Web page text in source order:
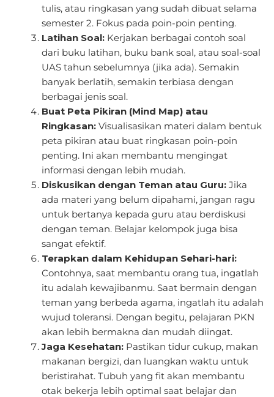
tulis, atau ringkasan yang sudah dibuat selama
semester 2. Fokus pada poin-poin penting.
Latihan Soal: Kerjakan berbagai contoh soal
dari buku latihan, buku bank soal, atau soal-soal
UAS tahun sebelumnya (jika ada). Semakin
banyak berlatih, semakin terbiasa dengan
berbagai jenis soal.
Buat Peta Pikiran (Mind Map) atau
Ringkasan: Visualisasikan materi dalam bentuk
peta pikiran atau buat ringkasan poin-poin
penting. Ini akan membantu mengingat
informasi dengan lebih mudah.
Diskusikan dengan Teman atau Guru: Jika
ada materi yang belum dipahami, jangan ragu
untuk bertanya kepada guru atau berdiskusi
dengan teman. Belajar kelompok juga bisa
sangat efektif.
Terapkan dalam Kehidupan Sehari-hari:
Contohnya, saat membantu orang tua, ingatlah
itu adalah kewajibanmu. Saat bermain dengan
teman yang berbeda agama, ingatlah itu adalah
wujud toleransi. Dengan begitu, pelajaran PKN
akan lebih bermakna dan mudah diingat.
Jaga Kesehatan: Pastikan tidur cukup, makan
makanan bergizi, dan luangkan waktu untuk
beristirahat. Tubuh yang fit akan membantu
otak bekerja lebih optimal saat belajar dan